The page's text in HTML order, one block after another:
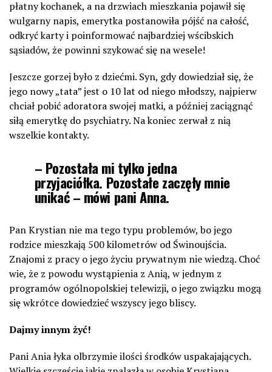
płatny kochanek, a na drzwiach mieszkania pojawił się
wulgarny napis, emerytka postanowiła pójść na całość,
odkryć karty i poinformować najbardziej wścibskich
sąsiadów, że powinni szykować się na wesele!
Jeszcze gorzej było z dziećmi. Syn, gdy dowiedział się, że
jego nowy „tata” jest o 10 lat od niego młodszy, najpierw
chciał pobić adoratora swojej matki, a później zaciągnąć
siłą emerytkę do psychiatry. Na koniec zerwał z nią
wszelkie kontakty.
– Pozostała mi tylko jedna
przyjaciółka. Pozostałe zaczęły mnie
unikać – mówi pani Anna.
Pan Krystian nie ma tego typu problemów, bo jego
rodzice mieszkają 500 kilometrów od Świnoujścia.
Znajomi z pracy o jego życiu prywatnym nie wiedzą. Choć
wie, że z powodu wystąpienia z Anią, w jednym z
programów ogólnopolskiej telewizji, o jego związku mogą
się wkrótce dowiedzieć wszyscy jego bliscy.
Dajmy innym żyć!
Pani Ania łyka olbrzymie ilości środków uspakajających.